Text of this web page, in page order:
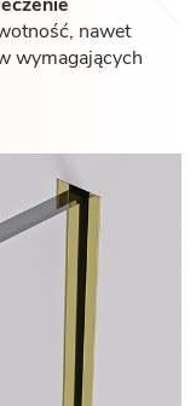
nawet
wymagających